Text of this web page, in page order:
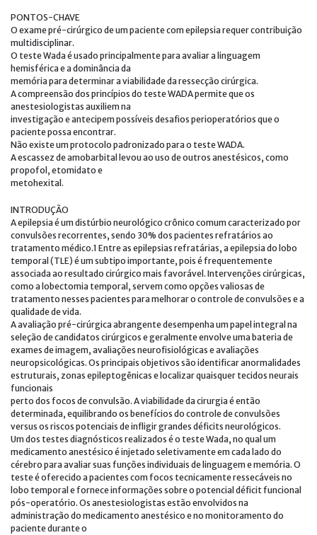
PONTOS-CHAVE
O exame pré-cirúrgico de um paciente com epilepsia requer contribuição
multidisciplinar.
O teste Wada é usado principalmente para avaliar a linguagem
hemisférica e a dominância da
memória para determinar a viabilidade da ressecção cirúrgica.
A compreensão dos princípios do teste WADA permite que os
anestesiologistas auxiliem na
investigação e antecipem possíveis desafios perioperatórios que o
paciente possa encontrar.
Não existe um protocolo padronizado para o teste WADA.
A escassez de amobarbital levou ao uso de outros anestésicos, como
propofol, etomidato e
metohexital.
INTRODUÇÃO
A epilepsia é um distúrbio neurológico crônico comum caracterizado por
convulsões recorrentes, sendo 30% dos pacientes refratários ao
tratamento médico.1 Entre as epilepsias refratárias, a epilepsia do lobo
temporal (TLE) é um subtipo importante, pois é frequentemente
associada ao resultado cirúrgico mais favorável. Intervenções cirúrgicas,
como a lobectomia temporal, servem como opções valiosas de
tratamento nesses pacientes para melhorar o controle de convulsões e a
qualidade de vida.
A avaliação pré-cirúrgica abrangente desempenha um papel integral na
seleção de candidatos cirúrgicos e geralmente envolve uma bateria de
exames de imagem, avaliações neurofisiológicas e avaliações
neuropsicológicas. Os principais objetivos são identificar anormalidades
estruturais, zonas epileptogênicas e localizar quaisquer tecidos neurais
funcionais
perto dos focos de convulsão. A viabilidade da cirurgia é então
determinada, equilibrando os benefícios do controle de convulsões
versus os riscos potenciais de infligir grandes déficits neurológicos.
Um dos testes diagnósticos realizados é o teste Wada, no qual um
medicamento anestésico é injetado seletivamente em cada lado do
cérebro para avaliar suas funções individuais de linguagem e memória. O
teste é oferecido a pacientes com focos tecnicamente ressecáveis no
lobo temporal e fornece informações sobre o potencial déficit funcional
pós-operatório. Os anestesiologistas estão envolvidos na
administração do medicamento anestésico e no monitoramento do
paciente durante o